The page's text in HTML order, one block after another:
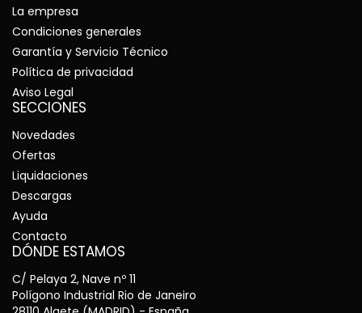
La empresa
Condiciones generales
Garantía y Servicio Técnico
Política de privacidad
Aviso Legal
SECCIONES
Novedades
Ofertas
Liquidaciones
Descargas
Ayuda
Contacto
DÓNDE ESTAMOS
C/ Pelaya 2, Nave nº 11
Polígono Industrial Rio de Janeiro